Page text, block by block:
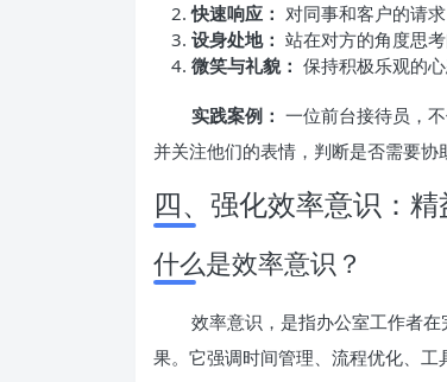
快速响应： 对同事和客户的请
设身处地： 站在对方的角度思
微笑与礼貌： 保持积极乐观的
实践案例： 一位前台接待员，
并关注他们的表情，判断是否需要协
四、强化效率意识：
什么是效率意识？
效率意识，是指办公室工作者
果。它强调时间管理、流程优化、工